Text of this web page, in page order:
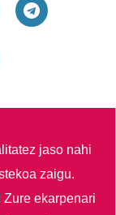
jaso nahi
zaigu.
Zure ekarpenari